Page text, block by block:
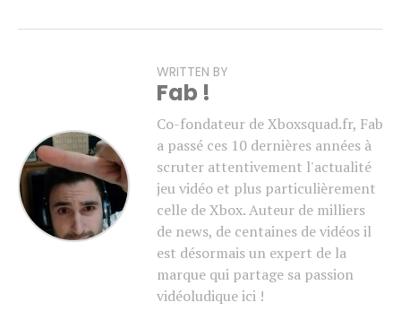
WRITTEN BY
Fab !
Co-fondateur de Xboxsquad.fr, Fab
a passé ces 10 dernières années à
scruter attentivement l'actualité
jeu vidéo et plus particulièrement
celle de Xbox. Auteur de milliers
de news, de centaines de vidéos il
est désormais un expert de la
marque qui partage sa passion
vidéoludique ici !